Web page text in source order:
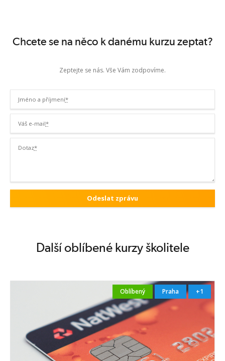
Chcete se na něco k danému kurzu zeptat?
Zeptejte se nás. Vše Vám zodpovíme.
Jméno a příjmení*
Váš e-mail*
Dotaz*
Další oblíbené kurzy školitele
Oblíbený Praha +1